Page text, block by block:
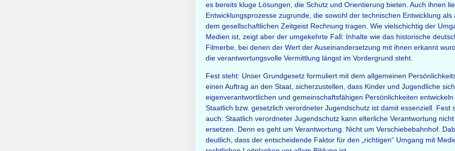
es bereits kluge Lösungen, die Schutz und Orientierung bieten. Auch ihnen
Entwicklungsprozesse zugrunde, die sowohl der technischen Entwicklung als
dem gesellschaftlichen Zeitgeist Rechnung tragen. Wie vielschichtig der
Medien ist, zeigt aber der umgekehrte Fall: Inhalte wie das historische
Filmerbe, bei denen der Wert der Auseinandersetzung mit ihnen erkannt
die verantwortungsvolle Vermittlung längst im Vordergrund steht.
Fest steht: Unser Grundgesetz formuliert mit dem allgemeinen
einen Auftrag an den Staat, sicherzustellen, dass Kinder und Jugendliche
eigenverantwortlichen und gemeinschaftsfähigen Persönlichkeiten
Staatlich bzw. gesetzlich verordneter Jugendschutz ist damit essenziell. Fest
auch: Staatlich verordneter Jugendschutz kann elterliche Verantwortung nicht
ersetzen. Denn es geht um Verantwortung. Nicht um Verschiebebahnhof.
deutlich, dass der entscheidende Faktor für den „richtigen“ Umgang mit